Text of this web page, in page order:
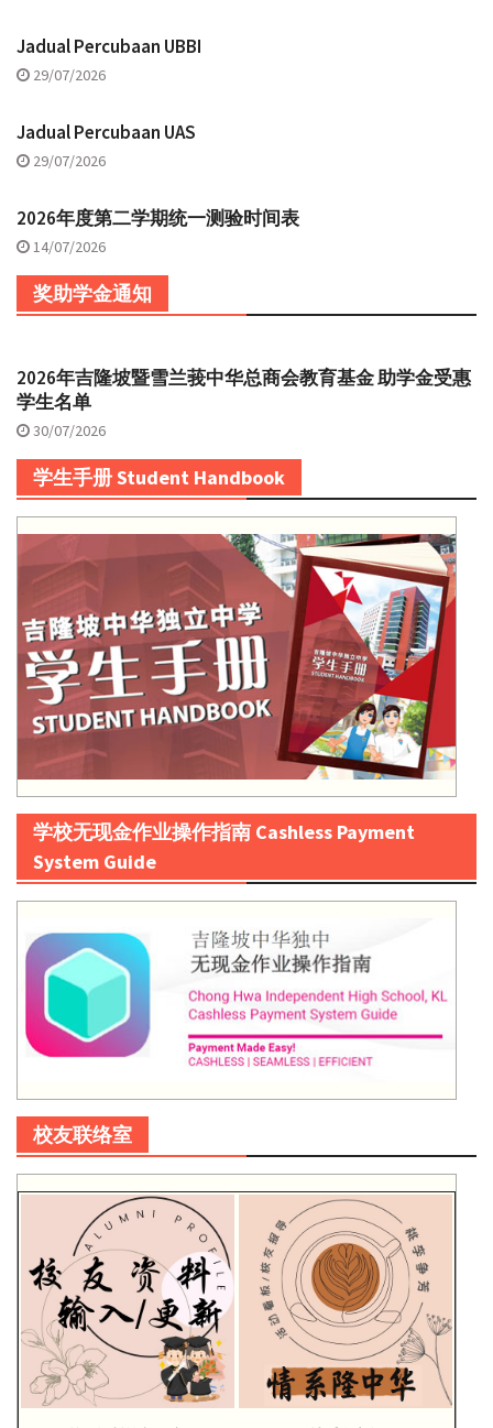
Jadual Percubaan UBBI
29/07/2026
Jadual Percubaan UAS
29/07/2026
2026年度第二学期统一测验时间表
14/07/2026
奖助学金通知
2026年吉隆坡暨雪兰莪中华总商会教育基金 助学金受惠
学生名单
30/07/2026
学生手册 Student Handbook
学校无现金作业操作指南 Cashless Payment
System Guide
校友联络室